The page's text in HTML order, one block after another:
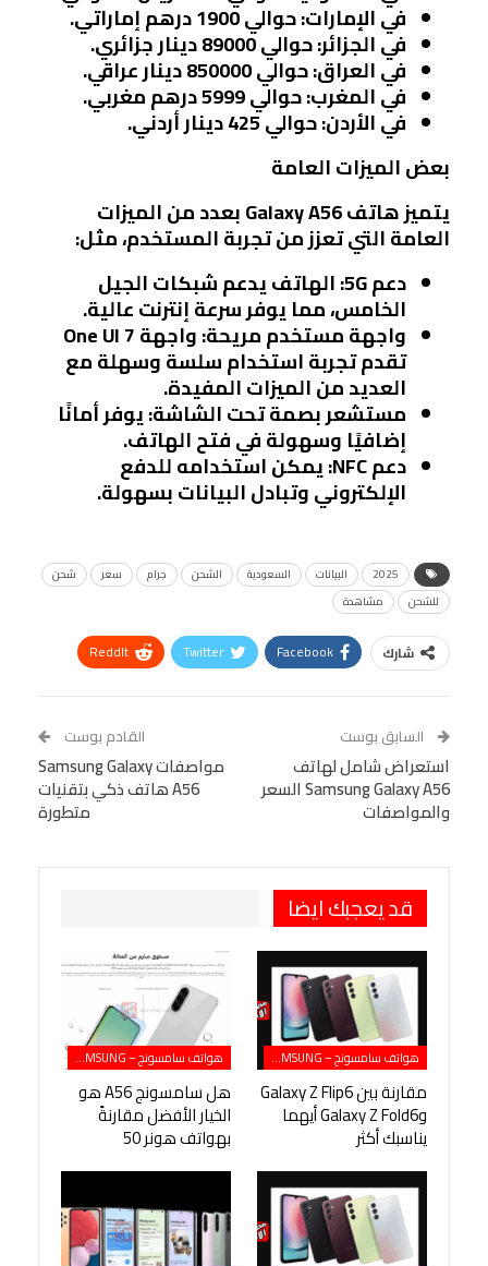
في الإمارات: حوالي 1900 درهم إماراتي.
في الجزائر: حوالي 89000 دينار جزائري.
في العراق: حوالي 850000 دينار عراقي.
في المغرب: حوالي 5999 درهم مغربي.
في الأردن: حوالي 425 دينار أردني.
بعض الميزات العامة
يتميز هاتف Galaxy A56 بعدد من الميزات
العامة التي تعزز من تجربة المستخدم، مثل:
دعم 5G:
الهاتف يدعم شبكات الجيل
الخامس، مما يوفر سرعة إنترنت عالية.
واجهة مستخدم مريحة: واجهة One UI 7
تقدم تجربة استخدام سلسة وسهلة مع
العديد من الميزات المفيدة.
مستشعر بصمة تحت الشاشة:يوفر أمانًا
إضافيًا وسهولة في فتح الهاتف.
دعم NFC: يمكن استخدامه للدفع
الإلكتروني وتبادل البيانات بسهولة.
2025 البيانات السعودية الشحن جرام سعر
شحن
للشحن
مشاهدة
شارك Facebook
Twitter
ReddIt
Tumblr
البريد الإلكتروني
StumbleUpon
VK
Digg
LINE
BlackBerry
Viber
السابق بوست
استعراض شامل لهاتف
Samsung Galaxy A56 السعر
والمواصفات
القادم بوست
مواصفات Samsung Galaxy
A56 هاتف ذكي بتقنيات
متطورة
قد يعجبك ايضا
هواتف سامسونج – SAMSUNG
مقارنة بين Galaxy Z Flip6
وGalaxy Z Fold6 أيهما
يناسبك أكثر
هواتف سامسونج – SAMSUNG
هل سامسونج A56 هو
الخيار الأفضل مقارنةً
بهواتف هونر 50